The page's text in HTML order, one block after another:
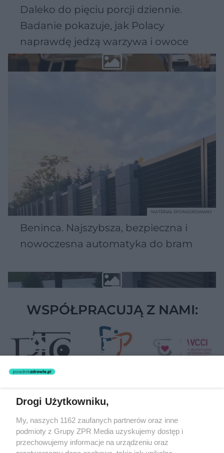
Daleko do pięciu porcji dziennie.
Badanie pokazuje, jak Polacy
naprawdę jedzą warzywa i owoce
Beninca. Najszybsza, bezpieczna i
nowoczesna automatyka do bram
MATERIAŁ SPONSOROWANY
WSPÓŁPRACUJĄ Z NAMI:
Żaden utwór zamieszczony w serwisie nie może być powielany i
rozpowszechniany lub dalej rozpowszechniany w jakikolwiek sposób
(w tym także elektroniczny lub mechaniczny) na jakimkolwiek polu
eksploatacji w jakiejkolwiek formie, włącznie z umieszczaniem w
Internecie bez pisemnej zgody właściciela praw. Jakiekolwiek użycie
Drogi Użytkowniku,
My, naszych 1162 zaufanych partnerów oraz inne
podmioty z Grupy ZPR Media uzyskujemy dostęp i
przechowujemy informacje na urządzeniu oraz